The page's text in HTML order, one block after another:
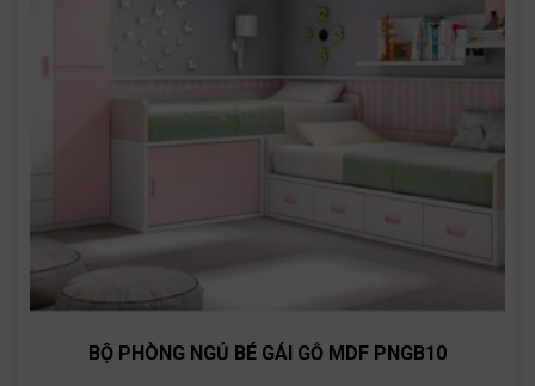
BỘ PHÒNG NGỦ BÉ GÁI GỖ MDF PNGB10